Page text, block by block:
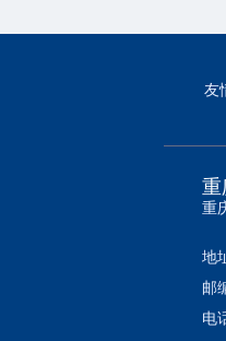
友
重
重
地
邮
电